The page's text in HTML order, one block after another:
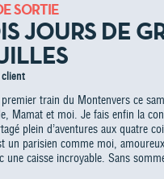
SORTIE
JOURS DE
client
train du Montenvers ce
Mamat et moi. Je fais enfin la
plein d’aventures aux quatre
un parisien comme moi,
une caisse incroyable. Sans